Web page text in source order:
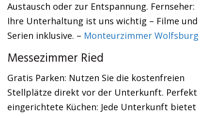
Austausch oder zur Entspannung. Fernseher:
Ihre Unterhaltung ist uns wichtig – Filme und
Serien inklusive. – Monteurzimmer Wolfsburg
Messezimmer Ried
Gratis Parken: Nutzen Sie die kostenfreien
Stellplätze direkt vor der Unterkunft. Perfekt
eingerichtete Küchen: Jede Unterkunft bietet